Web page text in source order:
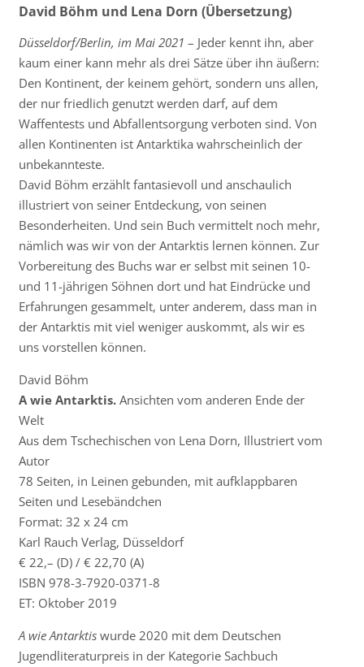
David Böhm und Lena Dorn (Übersetzung)
Düsseldorf/Berlin, im Mai 2021 – Jeder kennt ihn, aber
kaum einer kann mehr als drei Sätze über ihn äußern:
Den Kontinent, der keinem gehört, sondern uns allen,
der nur friedlich genutzt werden darf, auf dem
Waffentests und Abfallentsorgung verboten sind. Von
allen Kontinenten ist Antarktika wahrscheinlich der
unbekannteste.
David Böhm erzählt fantasievoll und anschaulich
illustriert von seiner Entdeckung, von seinen
Besonderheiten. Und sein Buch vermittelt noch mehr,
nämlich was wir von der Antarktis lernen können. Zur
Vorbereitung des Buchs war er selbst mit seinen 10-
und 11-jährigen Söhnen dort und hat Eindrücke und
Erfahrungen gesammelt, unter anderem, dass man in
der Antarktis mit viel weniger auskommt, als wir es
uns vorstellen können.
David Böhm
A wie Antarktis. Ansichten vom anderen Ende der
Welt
Aus dem Tschechischen von Lena Dorn, Illustriert vom
Autor
78 Seiten, in Leinen gebunden, mit aufklappbaren
Seiten und Lesebändchen
Format: 32 x 24 cm
Karl Rauch Verlag, Düsseldorf
€ 22,– (D) / € 22,70 (A)
ISBN 978-3-7920-0371-8
ET: Oktober 2019
A wie Antarktiswurde 2020 mit dem Deutschen
Jugendliteraturpreis in der Kategorie Sachbuch